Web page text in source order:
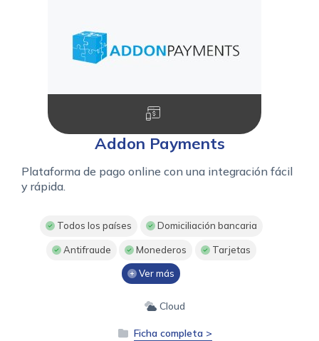
Addon Payments
Plataforma de pago online con una integración fácil
y rápida.
Todos los países Domiciliación bancaria
Antifraude Monederos Tarjetas
Ver más
Cloud
Ficha completa >